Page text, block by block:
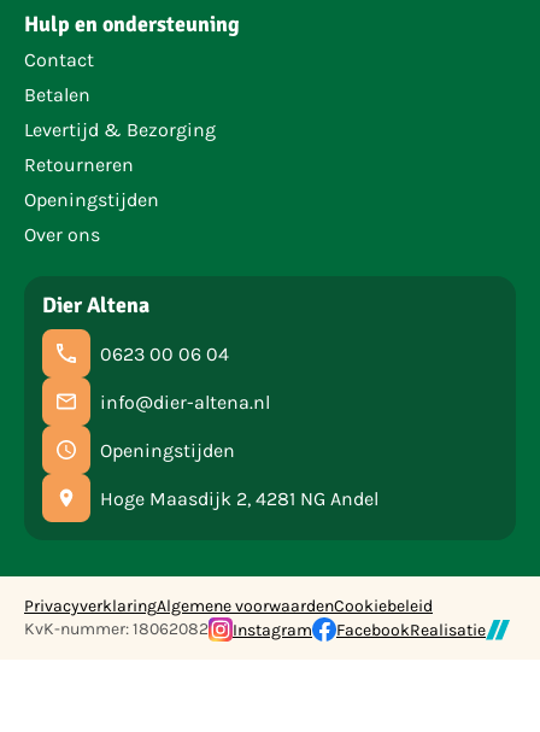
Hulp en ondersteuning
Contact
Betalen
Levertijd & Bezorging
Retourneren
Openingstijden
Over ons
Dier Altena
0623 00 06 04
info@dier-altena.nl
Openingstijden
Hoge Maasdijk 2, 4281 NG Andel
PrivacyverklaringAlgemene voorwaardenCookiebeleid
KvK-nummer: 18062082
Instagram FacebookRealisatie